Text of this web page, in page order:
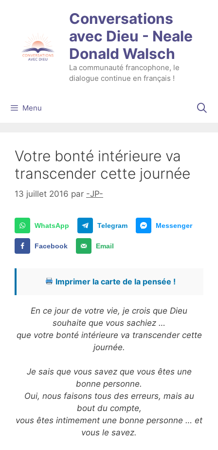
Conversations
avec Dieu - Neale
Donald Walsch
La communauté francophone, le
dialogue continue en français !
Menu
Votre bonté intérieure va
transcender cette journée
13 juillet 2016 par -JP-
WhatsApp Telegram Messenger
Facebook Email
Imprimer la carte de la pensée !
En ce jour de votre vie, je crois que Dieu
souhaite que vous sachiez …
que votre bonté intérieure va transcender cette
journée.
Je sais que vous savez que vous êtes une
bonne personne.
Oui, nous faisons tous des erreurs, mais au
bout du compte,
vous êtes intimement une bonne personne … et
vous le savez.